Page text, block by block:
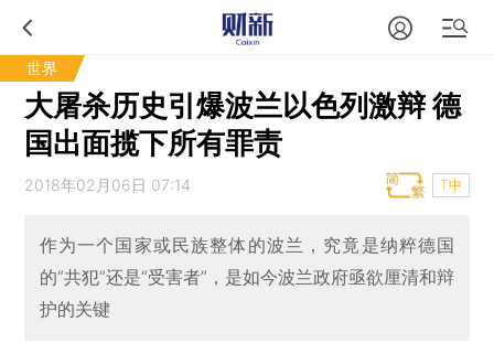
世界
大屠杀历史引爆波兰以色列激辩 德
国出面揽下所有罪责
2018年02月06日 07:14 T中
作为一个国家或民族整体的波兰，究竟是纳粹德国
的“共犯”还是“受害者”，是如今波兰政府亟欲厘清和辩
护的关键